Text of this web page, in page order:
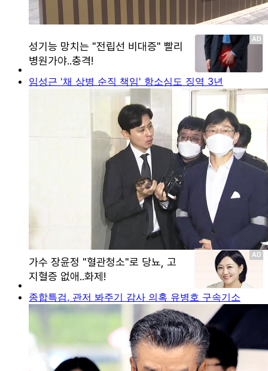
임성근 '채 상병 순직 책임' 항소심도 징역 3년
종합특검, 관저 봐주기 감사 의혹 유병호 구속기소